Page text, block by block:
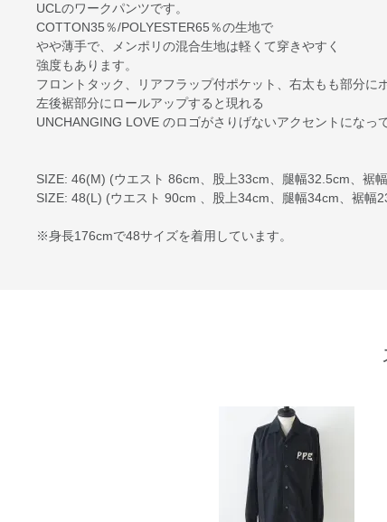
UCLのワークパンツです。
COTTON35％/POLYESTER65％の生地で
やや薄手で、メンポリの混合生地は軽くて穿きやすく
強度もあります。
フロントタック、リアフラップ付ポケット、右太もも部分に
左後裾部分にロールアップすると現れる
UNCHANGING LOVE のロゴがさりげないアクセントになっ
SIZE: 46(M) (ウエスト 86cm、股上33cm、腿幅32.5cm、裾
SIZE: 48(L) (ウエスト 90cm 、股上34cm、腿幅34cm、裾幅
※身長176cmで48サイズを着用しています。